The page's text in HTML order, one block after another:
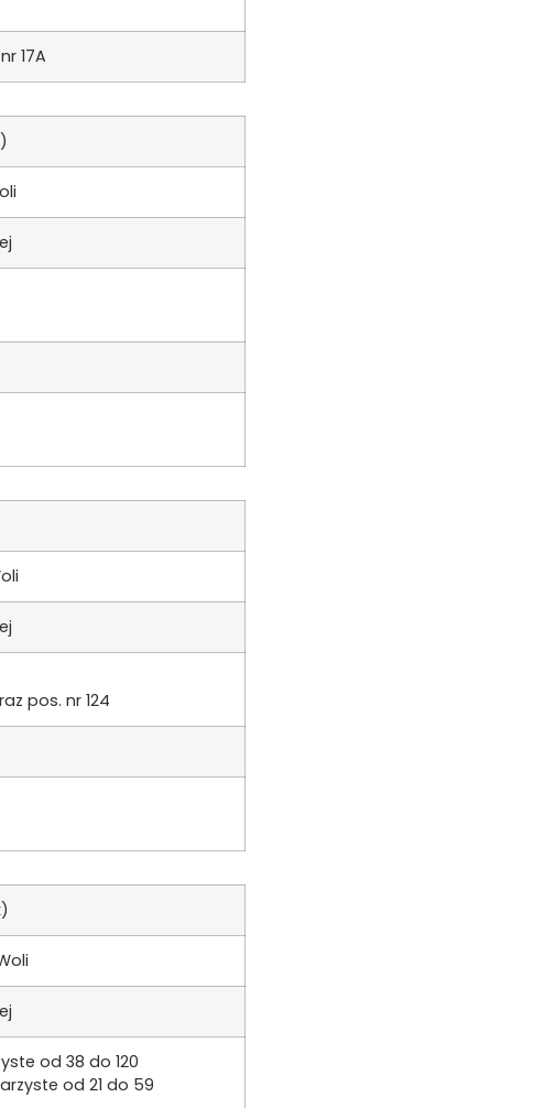
17A
pos. nr 124
od 38 do 120
od 21 do 59